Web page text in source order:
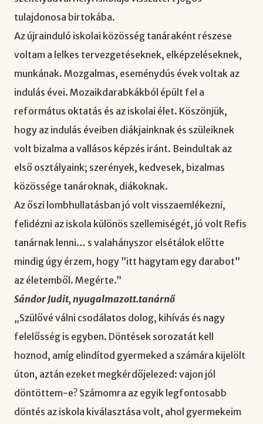
tulajdonosa birtokába.
Az újrainduló iskolai közösség tanáraként részese
voltam a lelkes tervezgetéseknek, elképzeléseknek,
munkának. Mozgalmas, eseménydús évek voltak az
indulás évei. Mozaikdarabkákból épült fel a
református oktatás és az iskolai élet. Köszönjük,
hogy az indulás éveiben diákjainknak és szüleiknek
volt bizalma a vallásos képzés iránt. Beindultak az
első osztályaink; szerények, kedvesek, bizalmas
közössége tanároknak, diákoknak.
Az őszi lombhullatásban jó volt visszaemlékezni,
felidézni az iskola különös szellemiségét, jó volt Refis
tanárnak lenni… s valahányszor elsétálok előtte
mindig úgy érzem, hogy ”itt hagytam egy darabot”
az életemből. Megérte.”
Sándor Judit, nyugalmazott.tanárnő
„Szülővé válni csodálatos dolog, kihívás és nagy
felelősség is egyben. Döntések sorozatát kell
hoznod, amíg elindítod gyermeked a számára kijelölt
úton, aztán ezeket megkérdőjelezed: vajon jól
döntöttem-e? Számomra az egyik legfontosabb
döntés az iskola kiválasztása volt, ahol gyermekeim